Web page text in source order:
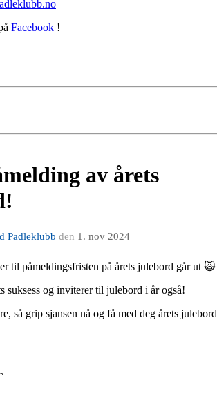
Facebook !
av årets
Padleklubb den 1. nov 2024
til påmeldingsfristen på årets julebord går ut
suksess og inviterer til julebord i år også!
så grip sjansen nå og få med deg årets julebord